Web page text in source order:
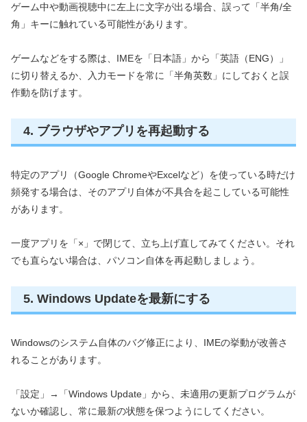
ゲーム中や動画視聴中に左上に文字が出る場合、誤って「半角/全
角」キーに触れている可能性があります。
ゲームなどをする際は、IMEを「日本語」から「英語（ENG）」
に切り替えるか、入力モードを常に「半角英数」にしておくと誤
作動を防げます。
4. ブラウザやアプリを再起動する
特定のアプリ（Google ChromeやExcelなど）を使っている時だけ
頻発する場合は、そのアプリ自体が不具合を起こしている可能性
があります。
一度アプリを「×」で閉じて、立ち上げ直してみてください。それ
でも直らない場合は、パソコン自体を再起動しましょう。
5. Windows Updateを最新にする
Windowsのシステム自体のバグ修正により、IMEの挙動が改善さ
れることがあります。
「設定」→「Windows Update」から、未適用の更新プログラムが
ないか確認し、常に最新の状態を保つようにしてください。